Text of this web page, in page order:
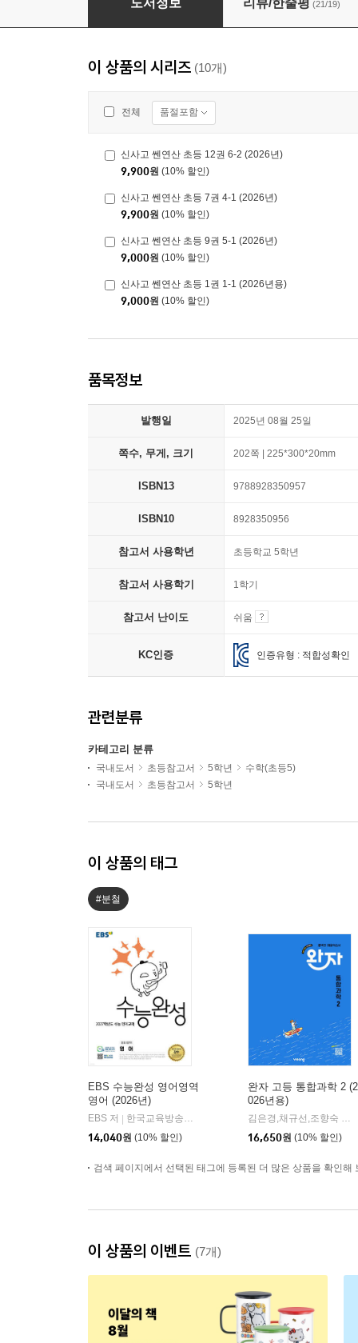
도서정보 리뷰/한줄평 (21/19)
이 상품의 시리즈 (10개)
전체 품절포함
신사고 쎈연산 초등 12권 6-2 (2026년)
9,900원 (10% 할인)
신사고 쎈연산 초등 7권 4-1 (2026년)
9,900원 (10% 할인)
신사고 쎈연산 초등 9권 5-1 (2026년)
9,000원 (10% 할인)
신사고 쎈연산 초등 1권 1-1 (2026년용)
9,000원 (10% 할인)
품목정보
발행일 2025년 08월 25일
쪽수, 무게, 크기 202쪽 | 225*300*20mm
ISBN13 9788928350957
ISBN10 8928350956
참고서 사용학년 초등학교 5학년
참고서 사용학기 1학기
참고서 난이도 쉬움
KC인증 인증유형 : 적합성확인
관련분류
카테고리 분류
국내도서 초등참고서 5학년
수학(초등5)
국내도서
초등참고서 5학년
이 상품의 태그
#분철
EBS 수능완성 영어영역
영어 (2026년)
EBS 저
한국교육방송공사
14,040원 (10% 할인)
완자 고등 통합과학 2 (2
026년용)
김은경,채규선,조향숙 등저
16,650원 (10% 할인)
검색 페이지에서 선택된 태그에 등록된 더 많은 상품을 확인해
이 상품의 이벤트 (7개)